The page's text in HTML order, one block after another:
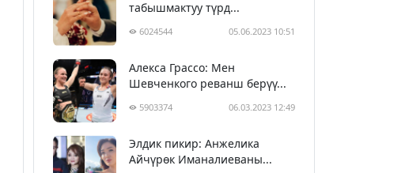
табышмактуу түрд...
6024544 05.06.2023 10:51
Алекса Грассо: Мен
Шевченкого реванш берүү...
5903374 06.03.2023 12:49
Элдик пикир: Анжелика
Айчүрөк Иманалиеваны...